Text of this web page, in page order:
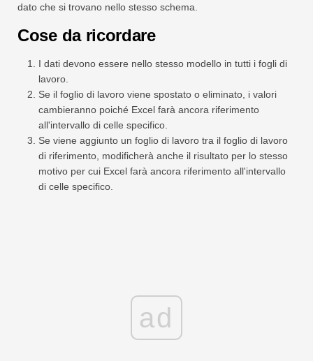
dato che si trovano nello stesso schema.
Cose da ricordare
I dati devono essere nello stesso modello in tutti i fogli di
lavoro.
Se il foglio di lavoro viene spostato o eliminato, i valori
cambieranno poiché Excel farà ancora riferimento
all'intervallo di celle specifico.
Se viene aggiunto un foglio di lavoro tra il foglio di lavoro
di riferimento, modificherà anche il risultato per lo stesso
motivo per cui Excel farà ancora riferimento all'intervallo
di celle specifico.
ad